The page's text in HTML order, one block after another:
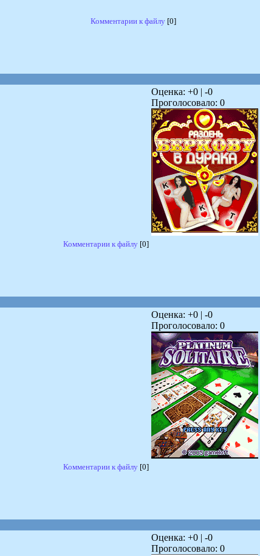
Комментарии к файлу [0]
Комментарии к файлу [0]
Оценка: +0 | -0
Проголосовало: 0
Комментарии к файлу [0]
Оценка: +0 | -0
Проголосовало: 0
Оценка: +0 | -0
Проголосовало: 0